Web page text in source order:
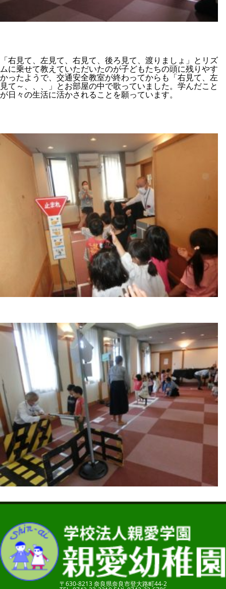
「右見て、左見て、右見て、後ろ見て、渡りましょ」とリズ
ムに乗せて教えていただいたのが子どもたちの頭に残りやす
かったようで、交通安全教室が終わってからも「右見て、左
見て～、、、」とお部屋の中で歌っていました。学んだこと
が日々の生活に活かされることを願っています。
〒630-8213 奈良県奈良市登大路町44-2